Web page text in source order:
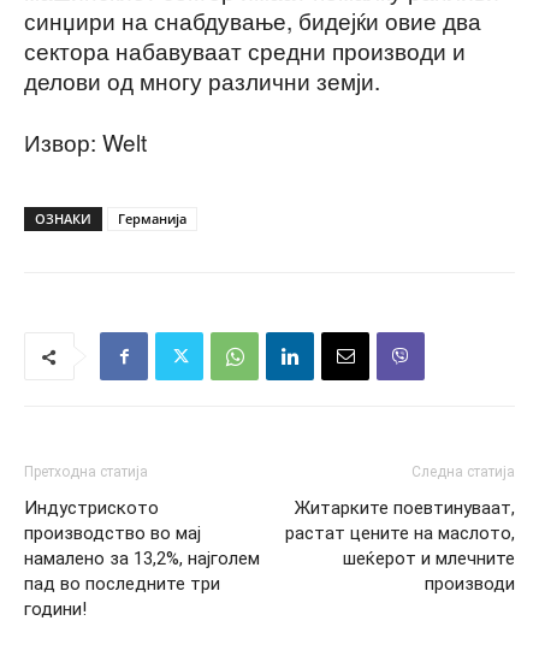
синџири на снабдување, бидејќи овие два
сектора набавуваат средни производи и
делови од многу различни земји.
Извор: Welt
ОЗНАКИ Германија
Претходна статија
Индустриското
производство во мај
намалено за 13,2%, најголем
пад во последните три
години!
Следна статија
Житарките поевтинуваат,
растат цените на маслото,
шеќерот и млечните
производи